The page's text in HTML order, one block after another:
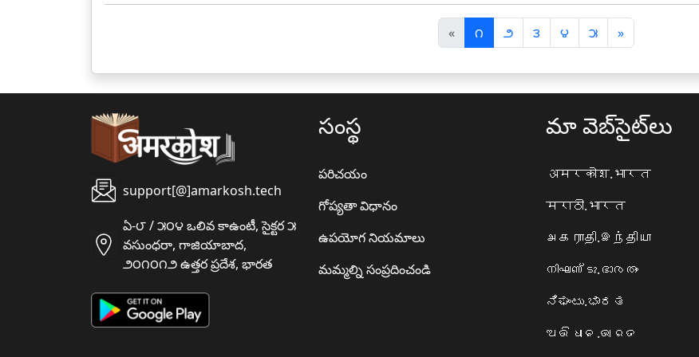
«पि
छ
ला
౧ ౨ ౩ ౪ ౫ »अ
ग
ला
support[@]amarkosh.tech
ఏ-౮ / ౫౦౪ ఒలివ కాఉంటీ, సైక్టర ౫
వసుంధరా, గాజియాబాద,
౨౦౧౦౧౨ ఉత్తర ప్రదేశ, భారత
సంస్థ
పరిచయం
గోప్యతా విధానం
ఉపయోగ నియమాలు
మమ్మల్ని సంప్రదించండి
మా వెబ్‌సైట్‌లు
अमरकोश.भारत
मराठी.भारत
அகராதி.இந்தியா
നിഘണ്ടു.ഭാരതം
ನಿಘಂಟು.ಭಾರತ
ଅଭିଧାନ.ଭାରତ